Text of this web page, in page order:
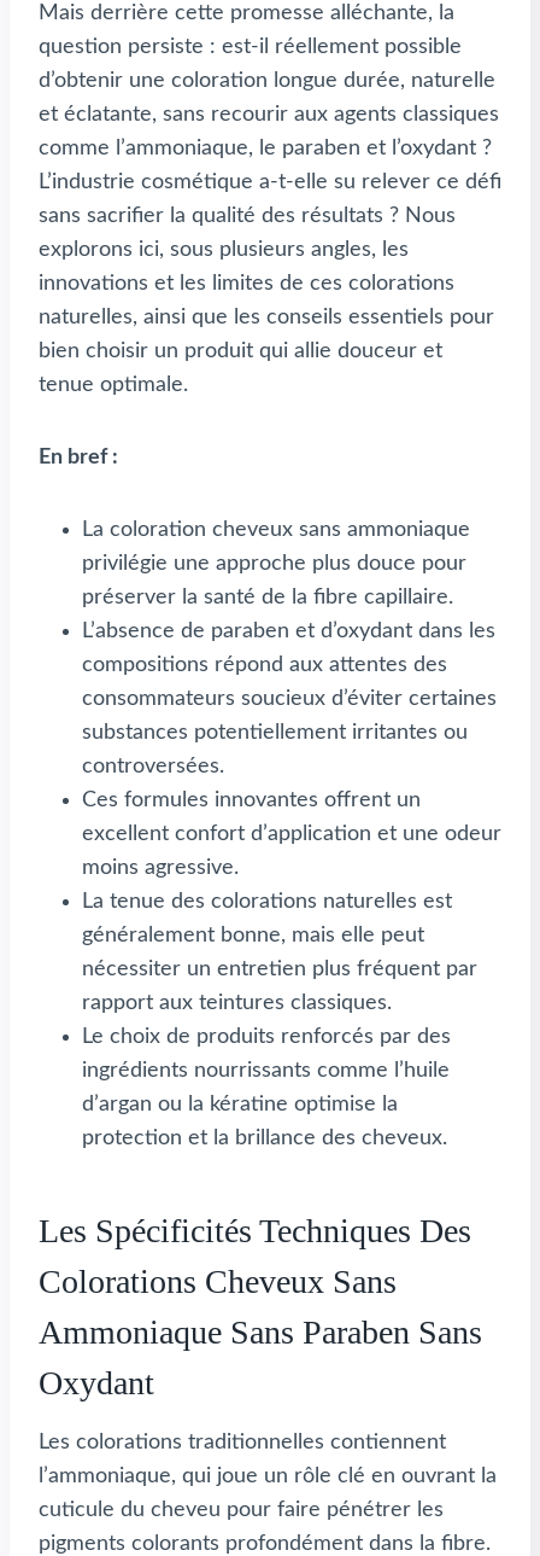
Mais derrière cette promesse alléchante, la
question persiste : est-il réellement possible
d’obtenir une coloration longue durée, naturelle
et éclatante, sans recourir aux agents classiques
comme l’ammoniaque, le paraben et l’oxydant ?
L’industrie cosmétique a-t-elle su relever ce défi
sans sacrifier la qualité des résultats ? Nous
explorons ici, sous plusieurs angles, les
innovations et les limites de ces colorations
naturelles, ainsi que les conseils essentiels pour
bien choisir un produit qui allie douceur et
tenue optimale.
En bref :
La coloration cheveux sans ammoniaque
privilégie une approche plus douce pour
préserver la santé de la fibre capillaire.
L’absence de paraben et d’oxydant dans les
compositions répond aux attentes des
consommateurs soucieux d’éviter certaines
substances potentiellement irritantes ou
controversées.
Ces formules innovantes offrent un
excellent confort d’application et une odeur
moins agressive.
La tenue des colorations naturelles est
généralement bonne, mais elle peut
nécessiter un entretien plus fréquent par
rapport aux teintures classiques.
Le choix de produits renforcés par des
ingrédients nourrissants comme l’huile
d’argan ou la kératine optimise la
protection et la brillance des cheveux.
Les Spécificités Techniques Des
Colorations Cheveux Sans
Ammoniaque Sans Paraben Sans
Oxydant
Les colorations traditionnelles contiennent
l’ammoniaque, qui joue un rôle clé en ouvrant la
cuticule du cheveu pour faire pénétrer les
pigments colorants profondément dans la fibre.